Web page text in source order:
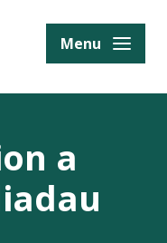
Menu
a